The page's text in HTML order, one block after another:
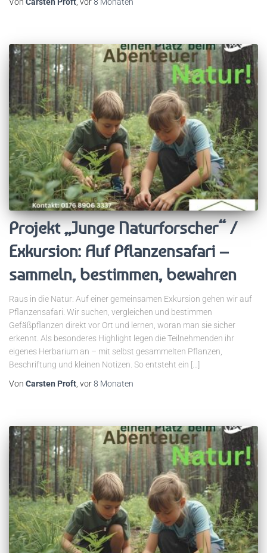
Projekt „Junge Naturforscher“ /
Exkursion: Auf Pflanzensafari –
sammeln, bestimmen, bewahren
Raus in die Natur: Auf einer gemeinsamen Exkursion gehen wir auf
Pflanzensafari. Wir suchen, vergleichen und bestimmen
Gefäßpflanzen direkt vor Ort und lernen, woran man sie sicher
erkennt. Als besonderes Highlight legen die Teilnehmenden ihr
eigenes Herbarium an – mit selbst gesammelten Pflanzen,
Beschriftung und kleinen Notizen. So entsteht ein […]
Von Carsten Proft , vor8 Monaten